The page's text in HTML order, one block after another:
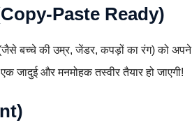
Paste Ready)
(जैसे बच्चे की उम्र, जेंडर, कपड़ों का रंग) को अपने
और मनमोहक तस्वीर तैयार हो जाएगी!